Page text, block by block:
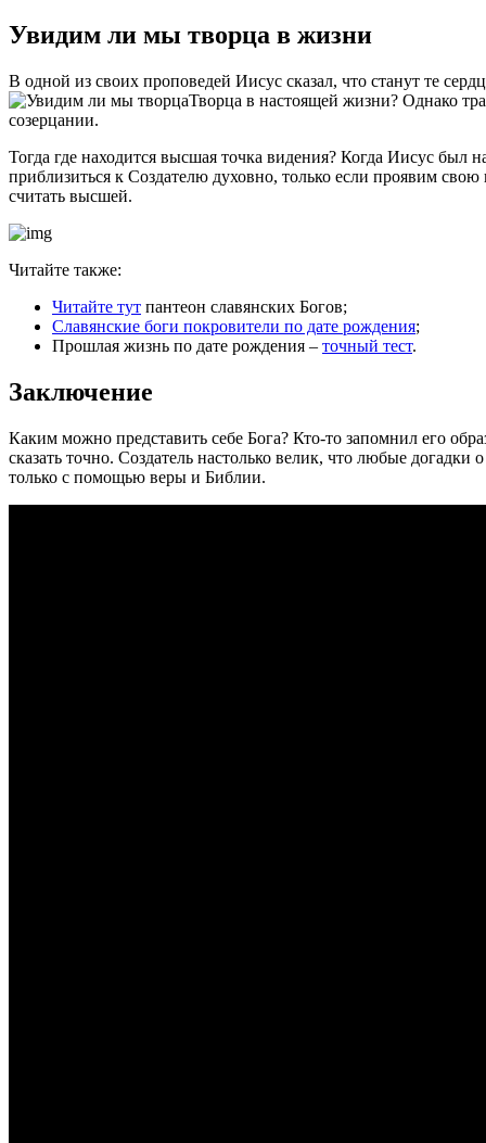
Увидим ли мы творца в жизни
В одной из своих проповедей Иисус сказал, что станут те
Творца в настоящей жизни? Однако
созерцании.
Тогда где находится высшая точка видения? Когда Иисус
приблизиться к Создателю духовно, только если проявим
считать высшей.
Читайте также:
Читайте тут пантеон славянских Богов;
Славянские боги покровители по дате рождения;
Прошлая жизнь по дате рождения – точный тест.
Заключение
Каким можно представить себе Бога? Кто-то запомнил его
сказать точно. Создатель настолько велик, что любые
только с помощью веры и Библии.